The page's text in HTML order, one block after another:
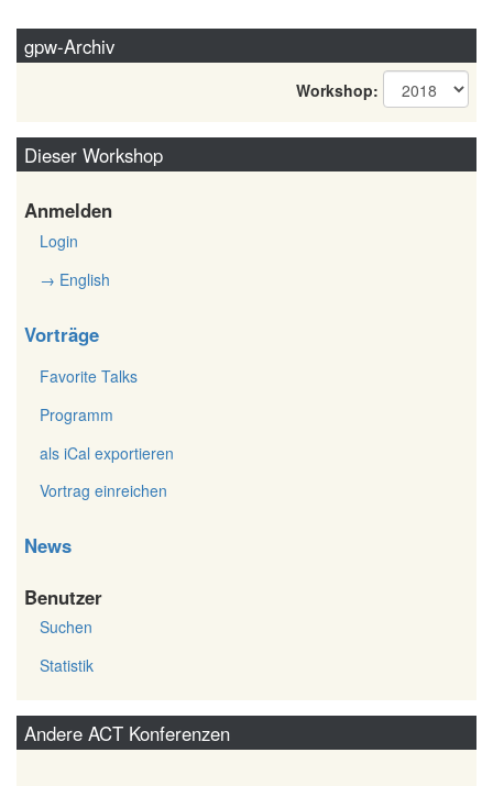
gpw-Archiv
Workshop:
Dieser Workshop
Anmelden
Login
→ English
Vorträge
Favorite Talks
Programm
als iCal exportieren
Vortrag einreichen
News
Benutzer
Suchen
Statistik
Andere ACT Konferenzen